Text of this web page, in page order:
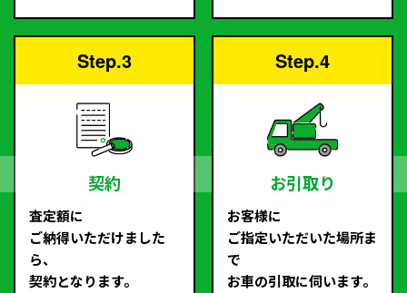
Step.3
契約
査定額に
ご納得いただけました
ら、
契約となります。
Step.4
お引取り
お客様に
ご指定いただいた場所ま
で
お車の引取に伺います。